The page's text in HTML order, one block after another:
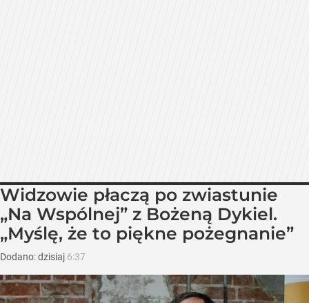
Widzowie płaczą po zwiastunie
„Na Wspólnej” z Bożeną Dykiel.
„Myślę, że to piękne pożegnanie”
Dodano:dzisiaj 6:37